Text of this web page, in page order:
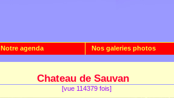
Notre agenda
Nos galeries photos
Chateau de Sauvan
[vue 114379 fois]